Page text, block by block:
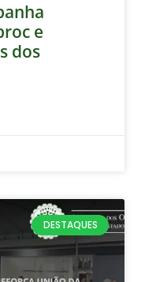
e
dos
DESTAQUES